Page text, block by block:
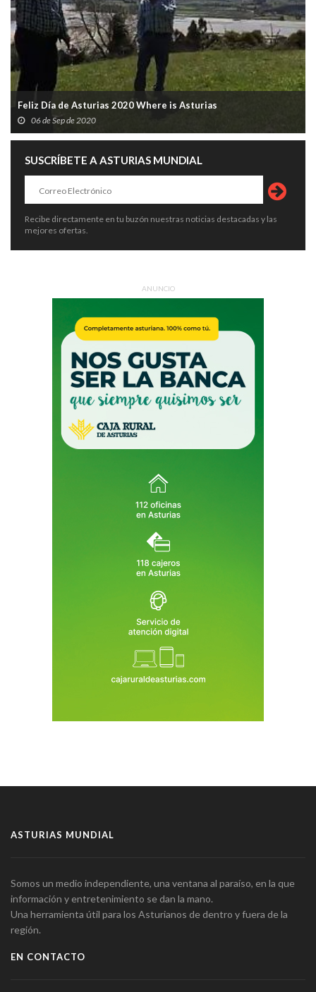
Feliz Día de Asturias 2020 Where is Asturias
06 de Sep de 2020
SUSCRÍBETE A ASTURIAS MUNDIAL
Recibe directamente en tu buzón nuestras noticias destacadas y las
mejores ofertas.
ANUNCIO
ASTURIAS MUNDIAL
Somos un medio independiente, una ventana al paraíso, en la que
información y entretenimiento se dan la mano.
Una herramienta útil para los Asturianos de dentro y fuera de la
región.
EN CONTACTO